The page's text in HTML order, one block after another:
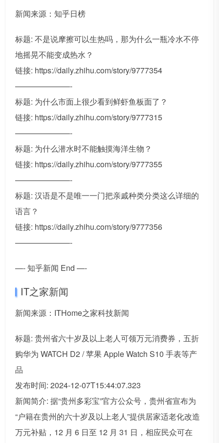
新闻来源：知乎日榜
标题: 不是说摩擦可以生热吗，那为什么一瓶冷水不停
地摇晃不能变成热水？
链接: https://daily.zhihu.com/story/9777354
———————-
标题: 为什么市面上很少看到鲜虾鱼板面了？
链接: https://daily.zhihu.com/story/9777315
———————-
标题: 为什么潜水时不能触摸海洋生物？
链接: https://daily.zhihu.com/story/9777355
———————-
标题: 汉语是不是唯一一门把亲戚种类分类这么详细的
语言？
链接: https://daily.zhihu.com/story/9777356
———————-
—- 知乎新闻 End —-
IT之家新闻
新闻来源：ITHome之家科技新闻
标题: 贵州省六十岁及以上老人可领万元消费券，五折
购华为 WATCH D2 / 苹果 Apple Watch S10 手表等产
品
发布时间: 2024-12-07T15:44:07.323
新闻简介: 据“贵州多彩宝”官方公众号，贵州省宣布为
“户籍在贵州的六十岁及以上老人”提供居家适老化改造
万元补贴，12 月 6 日至 12 月 31 日，相应民众可在